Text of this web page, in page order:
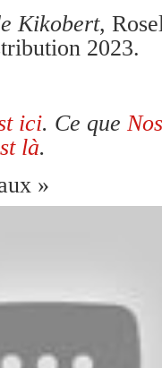
Kikobert,
2023.
ici. Ce que
là.
»